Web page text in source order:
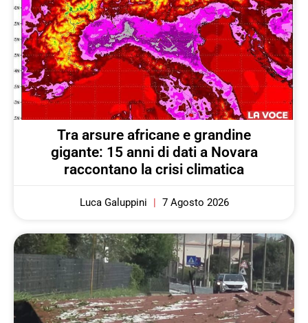
Tra arsure africane e grandine
gigante: 15 anni di dati a Novara
raccontano la crisi climatica
Luca Galuppini 7 Agosto 2026